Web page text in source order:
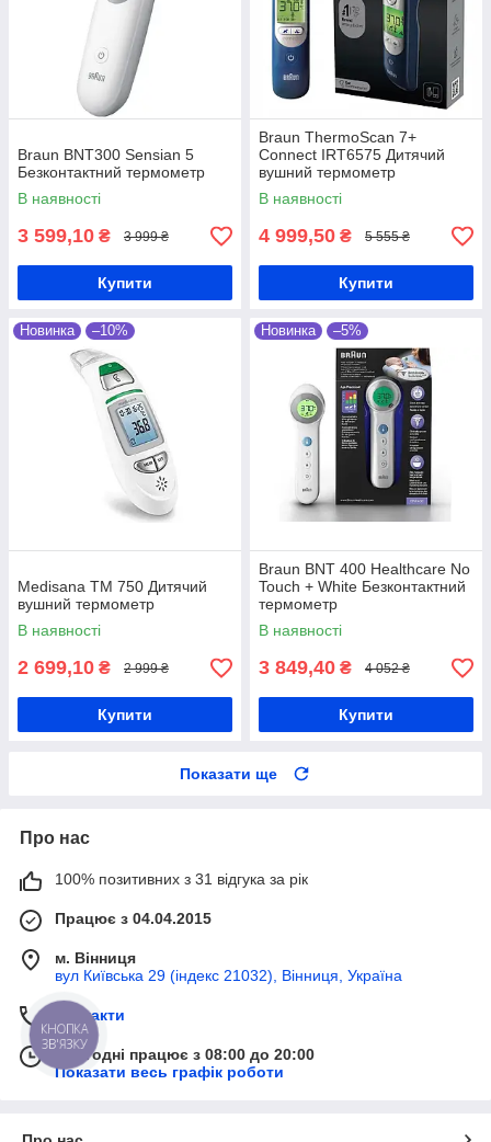
Braun BNT300 Sensian 5
Безконтактний термометр
В наявності
3 599,10 ₴ 3 999 ₴
Купити
Braun ThermoScan 7+
Connect IRT6575 Дитячий
вушний термометр
В наявності
4 999,50 ₴ 5 555 ₴
Купити
Новинка –10%
Medisana TM 750 Дитячий
вушний термометр
В наявності
2 699,10 ₴ 2 999 ₴
Купити
Новинка –5%
Braun BNT 400 Healthcare No
Touch + White Безконтактний
термометр
В наявності
3 849,40 ₴ 4 052 ₴
Купити
Показати ще
Про нас
100% позитивних з 31 відгука за рік
Працює з 04.04.2015
м. Вінниця
вул Київська 29 (індекс 21032), Вінниця, Україна
Контакти
Сьогодні працює з 08:00 до 20:00
Показати весь графік роботи
КНОПКА
ЗВ'ЯЗКУ